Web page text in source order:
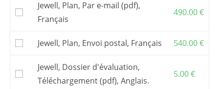
faut acquérir un kit de contreplaqué en
découpe numérique
de découpe numériqueet faire découper le
Pour commander unkit, s’adresser à l’un de
mespartenaires. En France, chantier
Grand-
Jewell, Plan, Par e-mail (pdf),
Français
490.00€
Jewell, Plan, Envoi postal, Français 540.00€
Jewell, Dossier d'évaluation,
Téléchargement (pdf), Anglais.
5.00€